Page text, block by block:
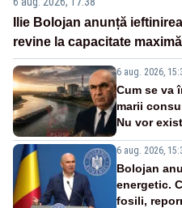
Ilie Bolojan anunță
revine la capacitate maximă
6 aug. 2026,
Cum se va
marii
Nu vor
6 aug. 2026,
Bolojan
energetic.
fosili,